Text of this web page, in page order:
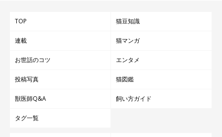
TOP 猫豆知識
連載 猫マンガ
お世話のコツ エンタメ
投稿写真 猫図鑑
獣医師Q&A 飼い方ガイド
タグ一覧